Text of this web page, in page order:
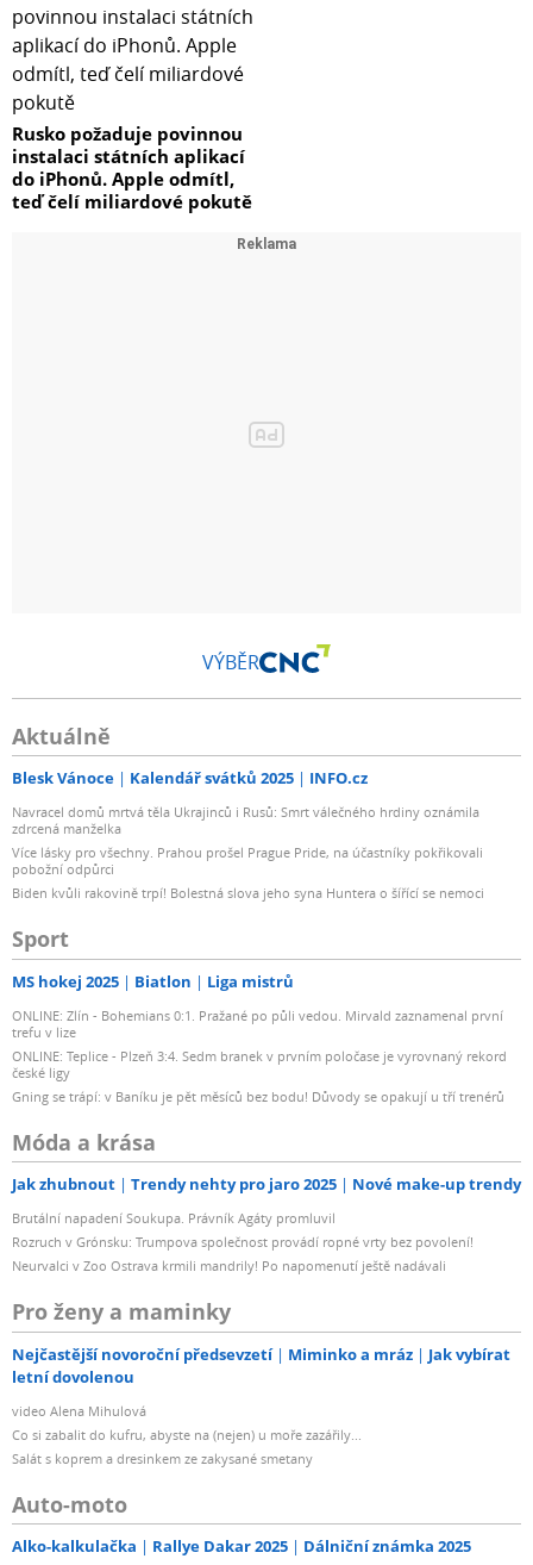
Rusko požaduje povinnou
instalaci státních aplikací
do iPhonů. Apple odmítl,
teď čelí miliardové pokutě
VÝBĚR
Aktuálně
Blesk Vánoce Kalendář svátků 2025 INFO.cz
Navracel domů mrtvá těla Ukrajinců i Rusů: Smrt válečného hrdiny oznámila
zdrcená manželka
Více lásky pro všechny. Prahou prošel Prague Pride, na účastníky pokřikovali
pobožní odpůrci
Biden kvůli rakovině trpí! Bolestná slova jeho syna Huntera o šířící se nemoci
Sport
MS hokej 2025 Biatlon Liga mistrů
ONLINE: Zlín - Bohemians 0:1. Pražané po půli vedou. Mirvald zaznamenal první
trefu v lize
ONLINE: Teplice - Plzeň 3:4. Sedm branek v prvním poločase je vyrovnaný rekord
české ligy
Gning se trápí: v Baníku je pět měsíců bez bodu! Důvody se opakují u tří trenérů
Móda a krása
Jak zhubnout Trendy nehty pro jaro 2025 Nové make-up trendy
Brutální napadení Soukupa. Právník Agáty promluvil
Rozruch v Grónsku: Trumpova společnost provádí ropné vrty bez povolení!
Neurvalci v Zoo Ostrava krmili mandrily! Po napomenutí ještě nadávali
Pro ženy a maminky
Nejčastější novoroční předsevzetí Miminko a mráz
Jak vybírat
letní dovolenou
video Alena Mihulová
Co si zabalit do kufru, abyste na (nejen) u moře zazářily...
Salát s koprem a dresinkem ze zakysané smetany
Auto-moto
Alko-kalkulačka Rallye Dakar 2025 Dálniční známka 2025